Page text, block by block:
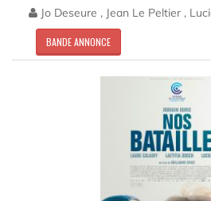
Jo Deseure , Jean Le Peltier ,
BANDE ANNONCE